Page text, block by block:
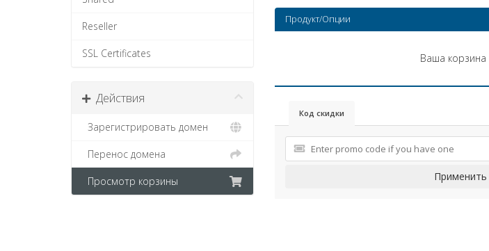
Reseller
SSL Certificates
Действия
Зарегистрировать домен
Перенос домена
Просмотр корзины
Продукт/Опции
Ваша корзина
Код скидки
Применить